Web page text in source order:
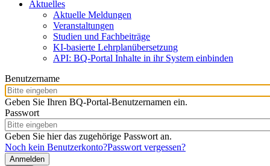
Aktuelles
Aktuelle Meldungen
Veranstaltungen
Studien und Fachbeiträge
KI-basierte Lehrplanübersetzung
API: BQ-Portal Inhalte in ihr System einbinden
Benutzername
Geben Sie Ihren BQ-Portal-Benutzernamen ein.
Passwort
Geben Sie hier das zugehörige Passwort an.
Noch kein Benutzerkonto?Passwort vergessen?